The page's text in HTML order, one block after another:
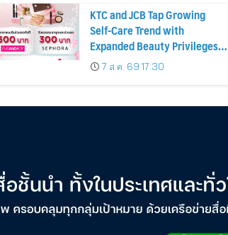
KTC and JCB Tap Growing
Self-Care Trend with
Expanded Beauty Privileges
Number of KTC JCB
Cardmembers Spending on
7 ส.ค. 69 17:30